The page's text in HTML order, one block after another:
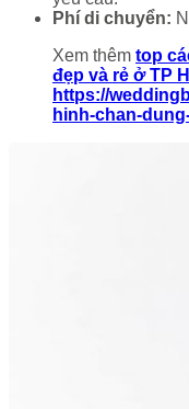
Phí di chuyển:
Xem thêm top
đẹp và rẻ ở TP
https://
hinh-chan-